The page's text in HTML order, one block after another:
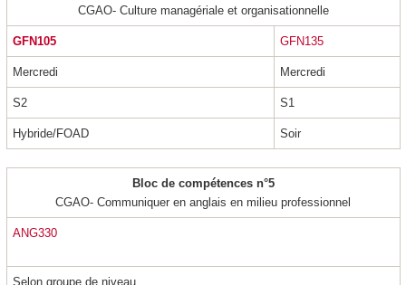
CGAO- Culture managériale et organisationnelle
GFN105 GFN135
Mercredi Mercredi
S2 S1
Hybride/FOAD Soir
Bloc de compétences n°5
CGAO- Communiquer en anglais en milieu professionnel
ANG330
Selon groupe de niveau